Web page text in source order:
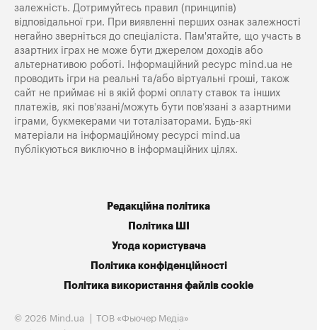
залежність. Дотримуйтесь правил (принципів)
відповідальної гри. При виявленні перших ознак залежності
негайно зверніться до спеціаліста. Пам'ятайте, що участь в
азартних іграх не може бути джерелом доходів або
альтернативою роботі. Інформаційний ресурс mind.ua не
проводить ігри на реальні та/або віртуальні гроші, також
сайт не приймає ні в якій формі оплату ставок та інших
платежів, які пов’язані/можуть бути пов’язані з азартними
іграми, букмекерами чи тоталізаторами. Будь-які
матеріали на інформаційному ресурсі mind.ua
публікуються виключно в інформаційних цілях.
Редакційна політика
Політика ШІ
Угода користувача
Політика конфіденційності
Політика використання файлів cookie
© 2026 Mind.ua
ТОВ «Фьючер Медiа»